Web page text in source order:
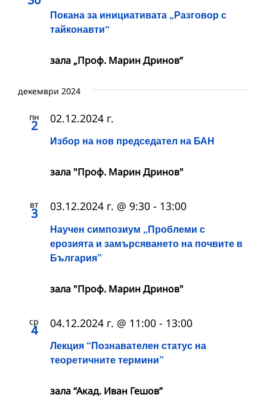
Покана за инициативата „Разговор с
тайконавти“
зала „Проф. Марин Дринов“
декември 2024
пн
2
Избор на нов председател на БАН
02.12.2024 г.
зала "Проф. Марин Дринов"
вт
3
Научен симпозиум „Проблеми с
ерозията и замърсяването на почвите в
България”
03.12.2024 г. @ 9:30 - 13:00
зала "Проф. Марин Дринов"
ср
4
Лекция “Познавателен статус на
теоретичните термини”
04.12.2024 г. @ 11:00 - 13:00
зала “Акад. Иван Гешов”